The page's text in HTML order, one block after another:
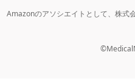
Amazonのアソシエイトとして、株式